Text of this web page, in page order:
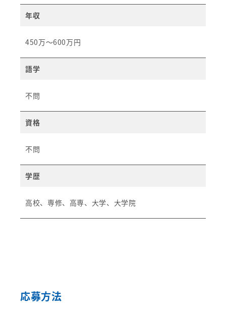
年収
450万～600万円
語学
不問
資格
不問​
学歴
高校、専修、高専、大学、大学院
応募方法